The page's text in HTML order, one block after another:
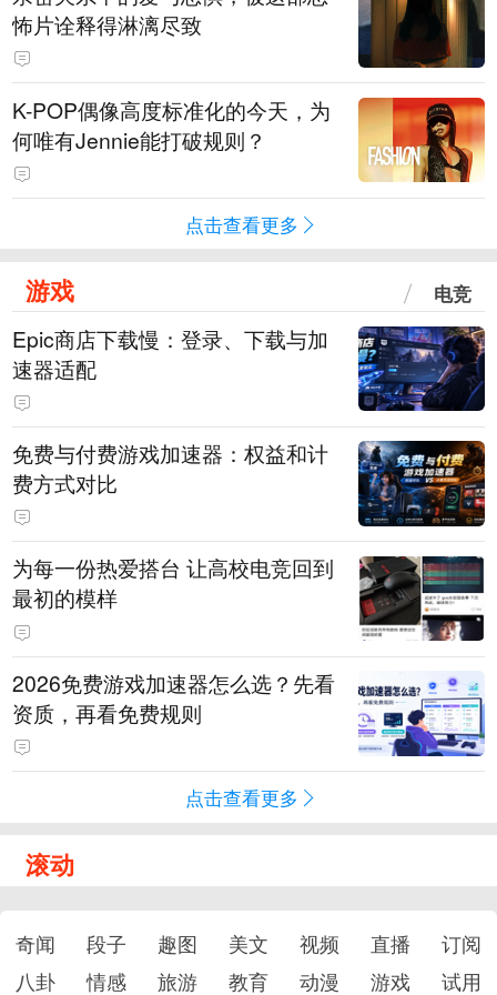
怖片诠释得淋漓尽致
K-POP偶像高度标准化的今天，为
何唯有Jennie能打破规则？
点击查看更多
游戏 电竞
Epic商店下载慢：登录、下载与加
速器适配
免费与付费游戏加速器：权益和计
费方式对比
为每一份热爱搭台 让高校电竞回到
最初的模样
2026免费游戏加速器怎么选？先看
资质，再看免费规则
点击查看更多
滚动
奇闻 段子 趣图 美文 视频 直播
订阅
八卦
情感 旅游 教育 动漫 游戏 试用